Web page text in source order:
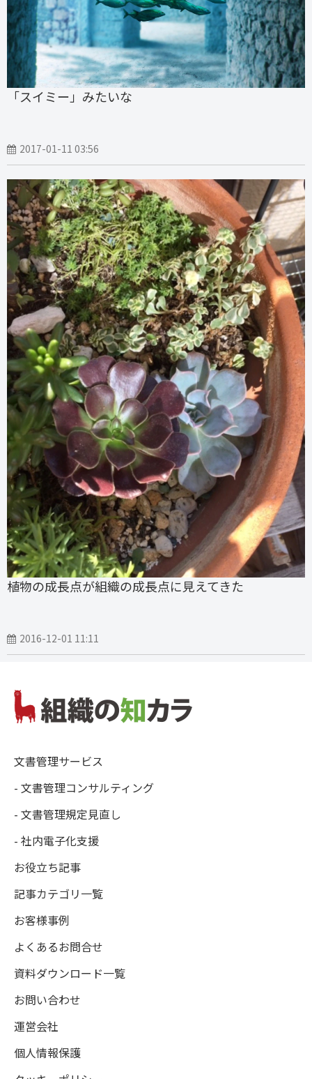
「スイミー」みたいな
2017-01-11 03:56
植物の成長点が組織の成長点に見えてきた
2016-12-01 11:11
文書管理サービス
- 文書管理コンサルティング
- 文書管理規定見直し
- 社内電子化支援
お役立ち記事
記事カテゴリ一覧
お客様事例
よくあるお問合せ
資料ダウンロード一覧
お問い合わせ
運営会社
個人情報保護